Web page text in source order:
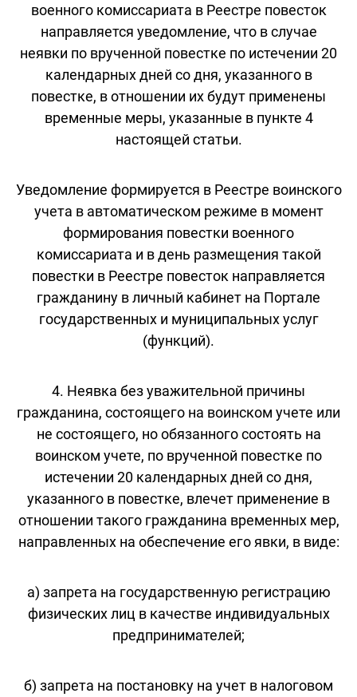
военного комиссариата в Реестре повесток
направляется уведомление, что в случае
неявки по врученной повестке по истечении 20
календарных дней со дня, указанного в
повестке, в отношении их будут применены
временные меры, указанные в пункте 4
настоящей статьи.
Уведомление формируется в Реестре воинского
учета в автоматическом режиме в момент
формирования повестки военного
комиссариата и в день размещения такой
повестки в Реестре повесток направляется
гражданину в личный кабинет на Портале
государственных и муниципальных услуг
(функций).
4. Неявка без уважительной причины
гражданина, состоящего на воинском учете или
не состоящего, но обязанного состоять на
воинском учете, по врученной повестке по
истечении 20 календарных дней со дня,
указанного в повестке, влечет применение в
отношении такого гражданина временных мер,
направленных на обеспечение его явки, в виде:
а) запрета на государственную регистрацию
физических лиц в качестве индивидуальных
предпринимателей;
б) запрета на постановку на учет в налоговом